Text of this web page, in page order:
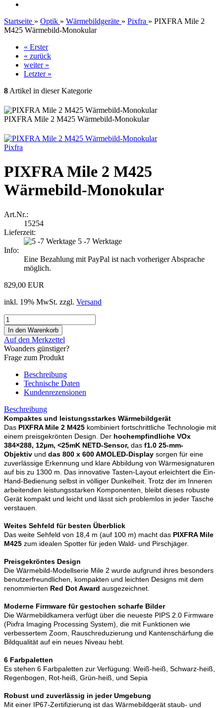
Startseite » Optik » Wärmebildgeräte » Pixfra » PIXFRA Mile 2
M425 Wärmebild-Monokular
« Erster
« zurück
weiter »
Letzter »
8 Artikel in dieser Kategorie
PIXFRA Mile 2 M425 Wärmebild-Monokular
Pixfra
PIXFRA Mile 2 M425
Wärmebild-Monokular
Art.Nr.:
15254
Lieferzeit:
5 -7 Werktage
Info:
Eine Bezahlung mit PayPal ist nach vorheriger Absprache
möglich.
829,00 EUR
inkl. 19% MwSt. zzgl. Versand
Auf den Merkzettel
Woanders günstiger?
Frage zum Produkt
Beschreibung
Technische Daten
Kundenrezensionen
Beschreibung
Kompaktes und leistungsstarkes Wärmebildgerät
Das PIXFRA Mile 2 M425 kombiniert fortschrittliche Technologie mit
einem preisgekrönten Design. Der hochempfindliche VOx
384×288, 12µm, <25mK NETD-Sensor, das f1.0 25-mm-
Objektiv und das 800 x 600 AMOLED-Display sorgen für eine
zuverlässige Erkennung und klare Abbildung von Wärmesignaturen
auf bis zu 1300 m. Das innovative Tasten-Layout erleichtert die Ein-
Hand-Bedienung selbst in völliger Dunkelheit. Trotz der im Inneren
arbeitenden leistungsstarken Komponenten, bleibt dieses robuste
Gerät kompakt und leicht und lässt sich problemlos in jeder Tasche
verstauen.
Weites Sehfeld für besten Überblick
Das weite Sehfeld von 18,4 m (auf 100 m) macht das PIXFRA Mile
M425 zum idealen Spotter für jeden Wald- und Pirschjäger.
Preisgekröntes Design
Die Wärmebild-Modellserie Mile 2 wurde aufgrund ihres besonders
benutzerfreundlichen, kompakten und leichten Designs mit dem
renommierten Red Dot Award ausgezeichnet.
Moderne Firmware für gestochen scharfe Bilder
Die Wärmebildkamera verfügt über die neueste PIPS 2.0 Firmware
(Pixfra Imaging Processing System), die mit Funktionen wie
verbessertem Zoom, Rauschreduzierung und Kantenschärfung die
Bildqualität auf ein neues Niveau hebt.
6 Farbpaletten
Es stehen 6 Farbpaletten zur Verfügung: Weiß-heiß, Schwarz-heiß,
Regenbogen, Rot-heiß, Grün-heiß, und Sepia
Robust und zuverlässig in jeder Umgebung
Mit einer IP67-Zertifizierung ist das Wärmebildgerät staub- und